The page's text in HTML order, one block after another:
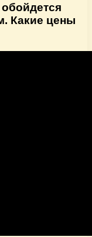
Какие цены